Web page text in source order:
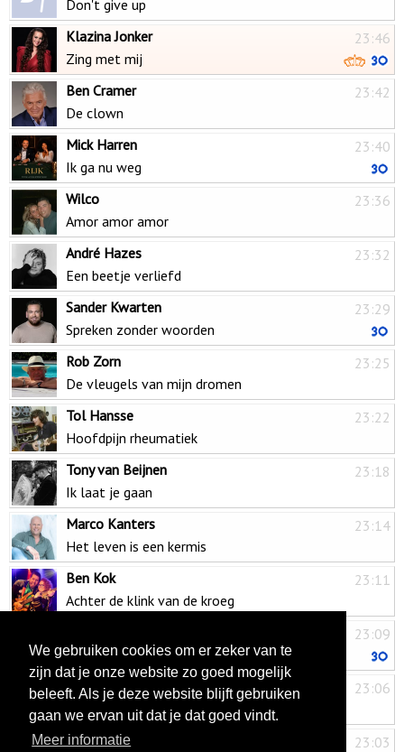
Don't give up
23:46
Klazina Jonker
Zing met mij
23:42
Ben Cramer
De clown
23:40
Mick Harren
Ik ga nu weg
23:36
Wilco
Amor amor amor
23:32
André Hazes
Een beetje verliefd
23:29
Sander Kwarten
Spreken zonder woorden
23:25
Rob Zorn
De vleugels van mijn dromen
23:22
Tol Hansse
Hoofdpijn rheumatiek
23:18
Tony van Beijnen
Ik laat je gaan
23:14
Marco Kanters
Het leven is een kermis
23:11
Ben Kok
Achter de klink van de kroeg
23:09
Jongen uit de stad
23:06
Franky Falcon
Waarom
23:03
MEAU
We gebruiken cookies om er zeker van te
zijn dat je onze website zo goed mogelijk
beleeft. Als je deze website blijft gebruiken
gaan we ervan uit dat je dat goed vindt.
Meer informatie